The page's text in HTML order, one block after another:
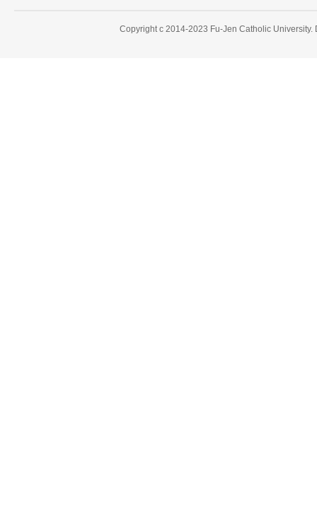
Copyright c 2014-2023 Fu-Jen Catholic